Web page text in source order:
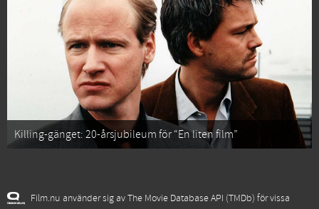
Killing-gänget: 20-årsjubileum för “En liten film”
Film.nu använder sig av The Movie Database API (TMDb) för vissa